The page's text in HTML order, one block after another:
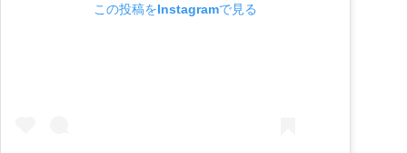
この投稿をInstagramで見る